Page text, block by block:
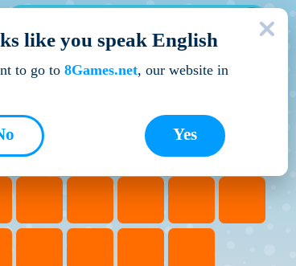
Кращі ігри
like you speak English
to go to 8Games.net, our website in
Yes